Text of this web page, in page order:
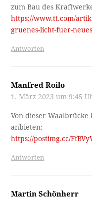
zum Bau des
https://www.tt.com/
gruenes-licht-fuer-
Antworten
Manfred Roilo
1. März 2023 um 9:45
Von dieser Waalbrücke
anbieten:
https://postimg.cc/
Antworten
Martin Schönherr